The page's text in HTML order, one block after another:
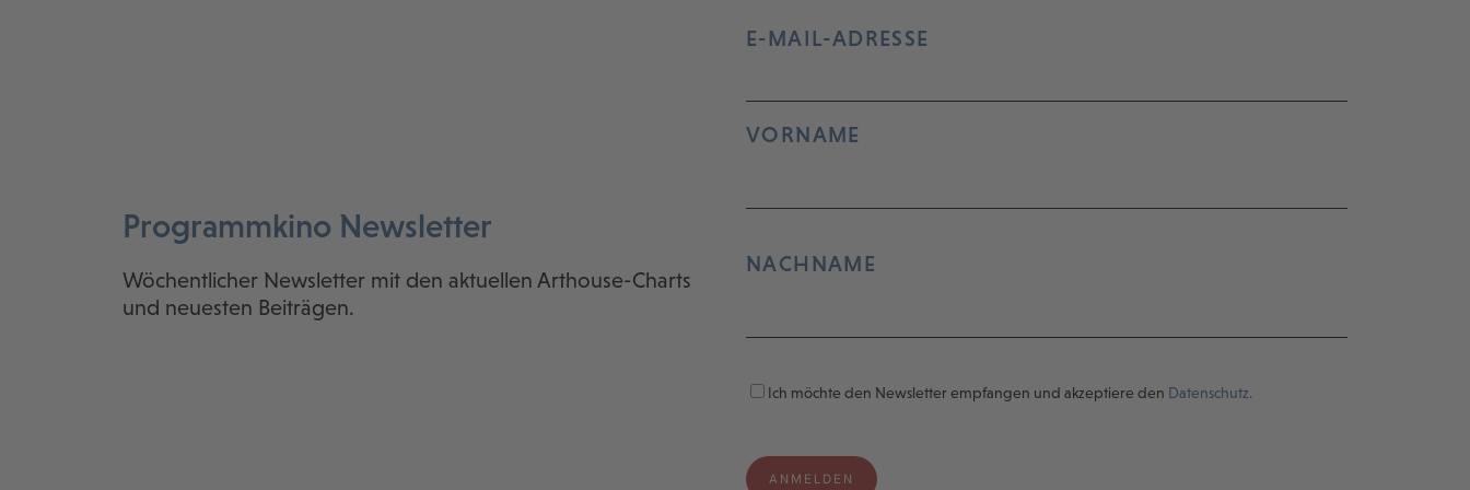
Programmkino Newsletter
Wöchentlicher Newsletter mit den aktuellen Arthouse-Charts
und neuesten Beiträgen.
E-MAIL-ADRESSE
VORNAME
NACHNAME
Ich möchte den Newsletter empfangen und akzeptiere den Datenschutz.